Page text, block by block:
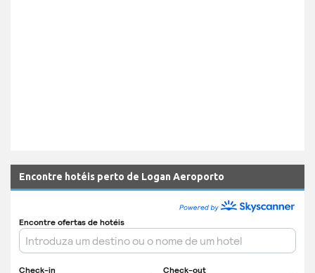
Encontre hotéis perto de Logan Aeroporto